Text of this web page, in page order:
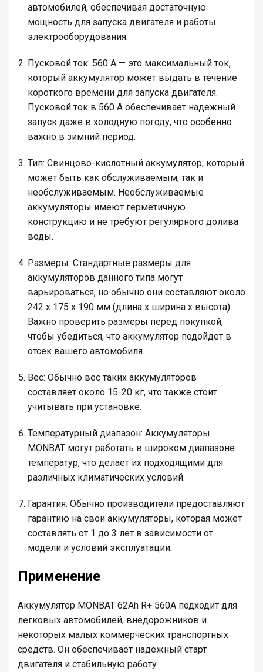
автомобилей, обеспечивая достаточную
мощность для запуска двигателя и работы
электрооборудования.
Пусковой ток: 560 А — это максимальный ток,
который аккумулятор может выдать в течение
короткого времени для запуска двигателя.
Пусковой ток в 560 А обеспечивает надежный
запуск даже в холодную погоду, что особенно
важно в зимний период.
Тип: Свинцово-кислотный аккумулятор, который
может быть как обслуживаемым, так и
необслуживаемым. Необслуживаемые
аккумуляторы имеют герметичную
конструкцию и не требуют регулярного долива
воды.
Размеры: Стандартные размеры для
аккумуляторов данного типа могут
варьироваться, но обычно они составляют около
242 x 175 x 190 мм (длина x ширина x высота).
Важно проверить размеры перед покупкой,
чтобы убедиться, что аккумулятор подойдет в
отсек вашего автомобиля.
Вес: Обычно вес таких аккумуляторов
составляет около 15-20 кг, что также стоит
учитывать при установке.
Температурный диапазон: Аккумуляторы
MONBAT могут работать в широком диапазоне
температур, что делает их подходящими для
различных климатических условий.
Гарантия: Обычно производители предоставляют
гарантию на свои аккумуляторы, которая может
составлять от 1 до 3 лет в зависимости от
модели и условий эксплуатации.
Применение
Аккумулятор MONBAT 62Ah R+ 560A подходит для
легковых автомобилей, внедорожников и
некоторых малых коммерческих транспортных
средств. Он обеспечивает надежный старт
двигателя и стабильную работу